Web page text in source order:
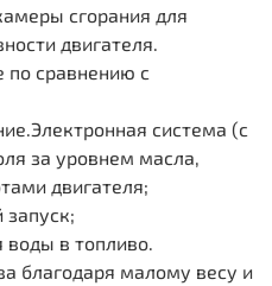
сгорания для
двигателя.
по сравнению с
система (с
за уровнем масла,
двигателя;
в топливо.
благодаря малому весу и